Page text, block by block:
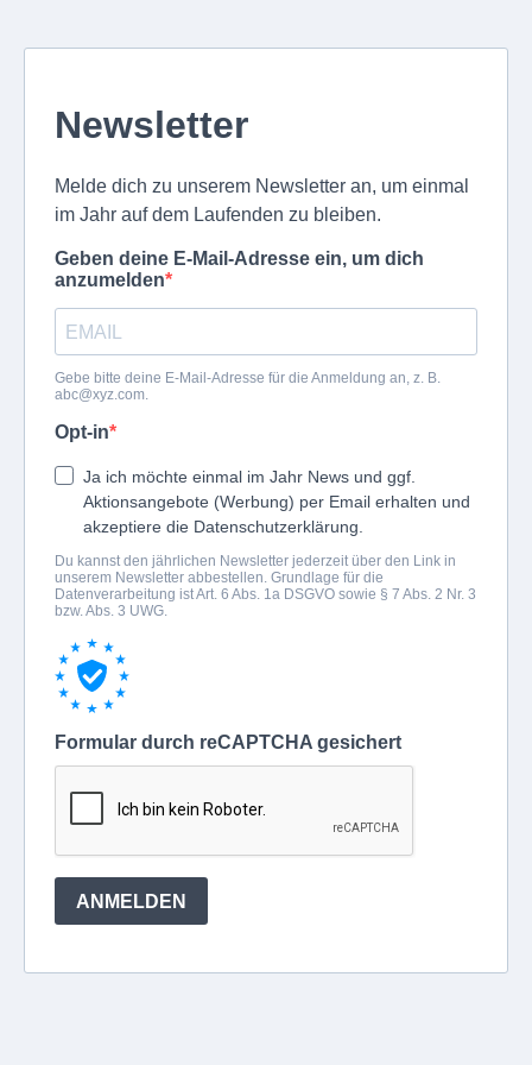
Newsletter
Melde dich zu unserem Newsletter an, um einmal
im Jahr auf dem Laufenden zu bleiben.
Geben deine E-Mail-Adresse ein, um dich
anzumelden
Gebe bitte deine E-Mail-Adresse für die Anmeldung an, z. B.
abc@xyz.com.
Opt-in
Ja ich möchte einmal im Jahr News und ggf.
Aktionsangebote (Werbung) per Email erhalten und
akzeptiere die Datenschutzerklärung.
Du kannst den jährlichen Newsletter jederzeit über den Link in
unserem Newsletter abbestellen. Grundlage für die
Datenverarbeitung ist Art. 6 Abs. 1a DSGVO sowie § 7 Abs. 2 Nr. 3
bzw. Abs. 3 UWG.
Formular durch reCAPTCHA gesichert
ANMELDEN